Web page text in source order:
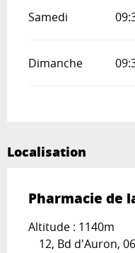
Samedi
Dimanche
Localisation
Pharmacie de
Altitude : 1140m
12, Bd d'Auron,